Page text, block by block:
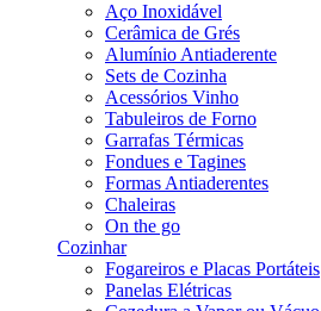
Aço Inoxidável
Cerâmica de Grés
Alumínio Antiaderente
Sets de Cozinha
Acessórios Vinho
Tabuleiros de Forno
Garrafas Térmicas
Fondues e Tagines
Formas Antiaderentes
Chaleiras
On the go
Cozinhar
Fogareiros e Placas Portáteis
Panelas Elétricas